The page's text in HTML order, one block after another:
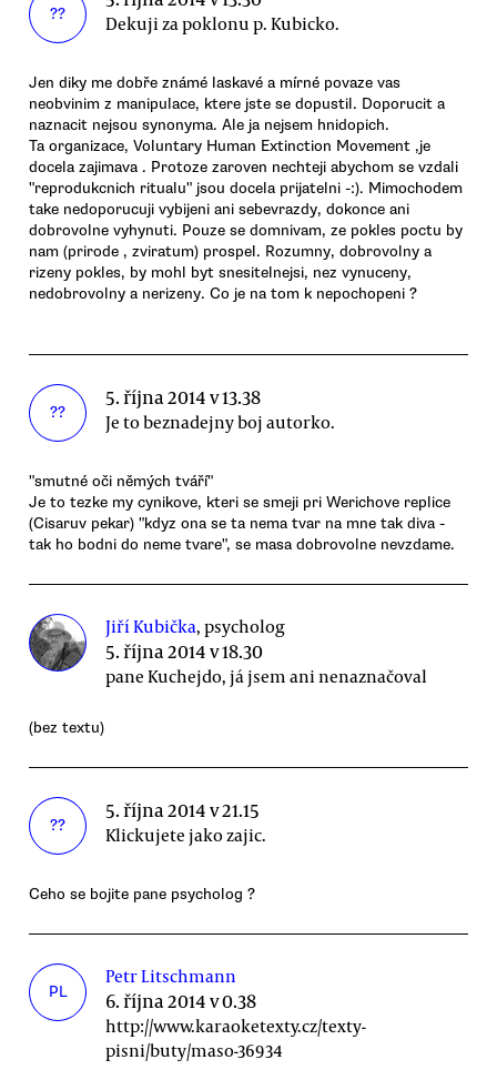
?? Dekuji za poklonu p. Kubicko.
Jen diky me dobře známé laskavé a mírné povaze vas
neobvinim z manipulace, ktere jste se dopustil. Doporucit a
naznacit nejsou synonyma. Ale ja nejsem hnidopich.
Ta organizace, Voluntary Human Extinction Movement ,je
docela zajimava . Protoze zaroven nechteji abychom se vzdali
"reprodukcnich ritualu" jsou docela prijatelni -:). Mimochodem
take nedoporucuji vybijeni ani sebevrazdy, dokonce ani
dobrovolne vyhynuti. Pouze se domnivam, ze pokles poctu by
nam (prirode , zviratum) prospel. Rozumny, dobrovolny a
rizeny pokles, by mohl byt snesitelnejsi, nez vynuceny,
nedobrovolny a nerizeny. Co je na tom k nepochopeni ?
??
5. října 2014 v 13.38
Je to beznadejny boj autorko.
"smutné oči němých tváří"
Je to tezke my cynikove, kteri se smeji pri Werichove replice
(Cisaruv pekar) "kdyz ona se ta nema tvar na mne tak diva -
tak ho bodni do neme tvare", se masa dobrovolne nevzdame.
Jiří Kubička, psycholog
5. října 2014 v 18.30
pane Kuchejdo, já jsem ani nenaznačoval
(bez textu)
??
5. října 2014 v 21.15
Klickujete jako zajic.
Ceho se bojite pane psycholog ?
PL
Petr Litschmann
6. října 2014 v 0.38
http://www.karaoketexty.cz/texty-
pisni/buty/maso-36934